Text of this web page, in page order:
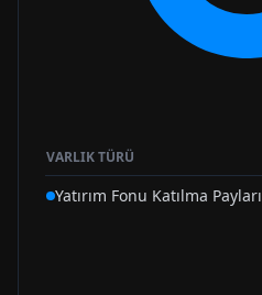
VARLIK TÜRÜ
Yatırım Fonu Katılma Payları